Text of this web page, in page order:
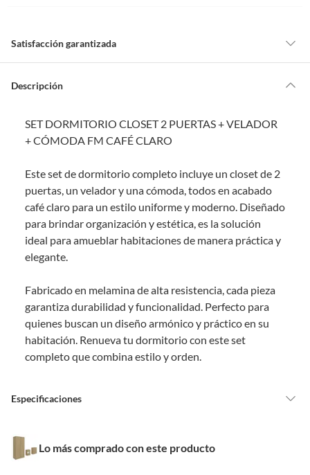
Satisfacción garantizada
de la compra.
comprado por internet y que hay ciertas categorías que no tienen este
derecho:
puedan deteriorarse o caducar con rapidez.
Confeccionados a la medida.
De uso personal.
En sodimac.cl te damos30 días desde que recibes el producto. Debe
estar en perfecto estado, con todas sus etiquetas y sin uso, tal como te lo
entregamos.
electrónica, por ejemplo, cupones de experiencia o programas
para el computador.
Productos a pedido o confeccionados a medida.
Productos que han sido informados como imperfectos, usados,
reparados, abiertos, de segunda selección, remanufacturados o
Alimentos, bebidas, medicamentos, suplementos alimenticios,
Pinturas de un color a solicitud.
Plantas.
Descripción
SET DORMITORIO CLOSET 2 PUERTAS + VELADOR
+ CÓMODA FM CAFÉ CLARO
Este set de dormitorio completo incluye un closet de 2
puertas, un velador y una cómoda, todos en acabado
café claro para un estilo uniforme y moderno. Diseñado
para brindar organización y estética, es la solución
ideal para amueblar habitaciones de manera práctica y
elegante.
Fabricado en melamina de alta resistencia, cada pieza
garantiza durabilidad y funcionalidad. Perfecto para
quienes buscan un diseño armónico y práctico en su
habitación. Renueva tu dormitorio con este set
completo que combina estilo y orden.
Especificaciones
Lo más comprado con este producto